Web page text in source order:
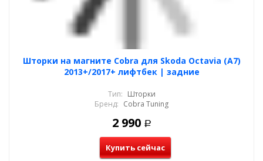
Шторки на магните Cobra для Skoda Octavia (A7)
2013+/2017+ лифтбек | задние
Тип: Шторки
Бренд: Cobra Tuning
2 990 Р
Купить сейчас